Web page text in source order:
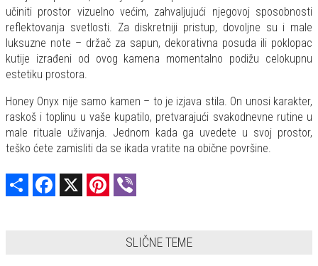
učiniti prostor vizuelno većim, zahvaljujući njegovoj sposobnosti
reflektovanja svetlosti. Za diskretniji pristup, dovoljne su i male
luksuzne note – držač za sapun, dekorativna posuda ili poklopac
kutije izrađeni od ovog kamena momentalno podižu celokupnu
estetiku prostora.
Honey Onyx nije samo kamen – to je izjava stila. On unosi karakter,
raskoš i toplinu u vaše kupatilo, pretvarajući svakodnevne rutine u
male rituale uživanja. Jednom kada ga uvedete u svoj prostor,
teško ćete zamisliti da se ikada vratite na obične površine.
Share Facebook Pinterest
SLIČNE TEME